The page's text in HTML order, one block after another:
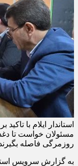
استاندار ایلام با
مسئولان خواست تا